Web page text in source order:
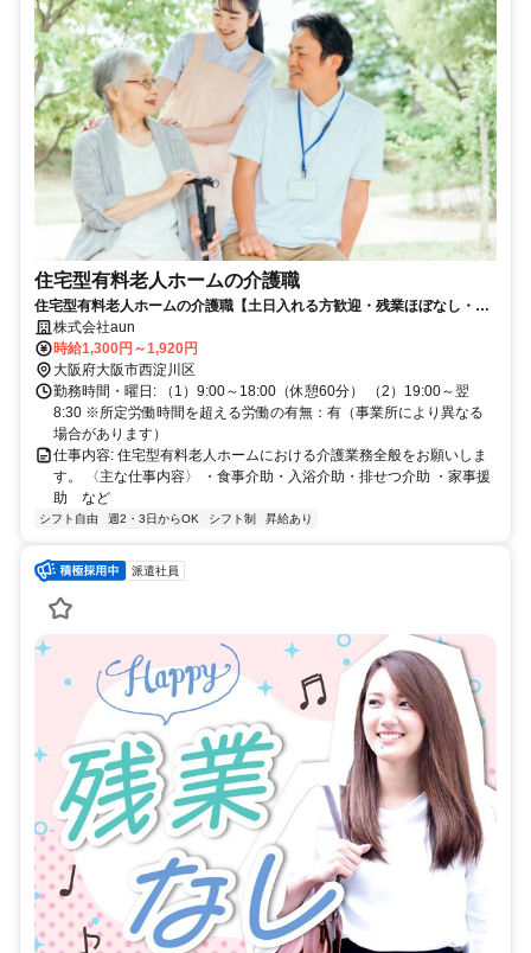
住宅型有料老人ホームの介護職
住宅型有料老人ホームの介護職【土日入れる方歓迎・残業ほぼなし・駅
チカ・週1日～OK・制服貸与・ブランクOK】
株式会社aun
時給1,300円～1,920円
大阪府大阪市西淀川区
勤務時間・曜日: （1）9:00～18:00（休憩60分） （2）19:00～翌
8:30 ※所定労働時間を超える労働の有無：有（事業所により異なる
場合があります）
仕事内容: 住宅型有料老人ホームにおける介護業務全般をお願いしま
す。 〈主な仕事内容〉 ・食事介助・入浴介助・排せつ介助 ・家事援
助 など
シフト自由 週2・3日からOK シフト制 昇給あり
派遣社員